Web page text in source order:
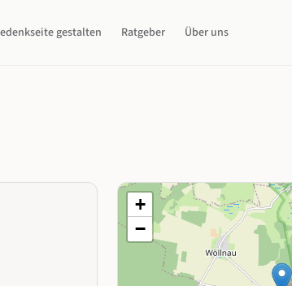
gestalten Ratgeber Über uns
+
−